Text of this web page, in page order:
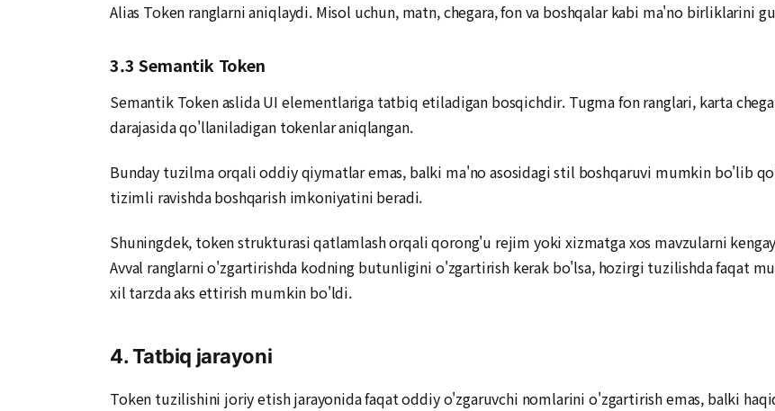
Alias Token ranglarni aniqlaydi. Misol uchun, matn, chegara, fon va boshqalar kabi ma'no birliklarini
3.3 Semantik Token
Semantik Token aslida UI elementlariga tatbiq etiladigan bosqichdir. Tugma fon ranglari, karta
darajasida qo'llaniladigan tokenlar aniqlangan.
Bunday tuzilma orqali oddiy qiymatlar emas, balki ma'no asosidagi stil boshqaruvi mumkin bo'lib
tizimli ravishda boshqarish imkoniyatini beradi.
Shuningdek, token strukturasi qatlamlash orqali qorong'u rejim yoki xizmatga xos mavzularni
Avval ranglarni o'zgartirishda kodning butunligini o'zgartirish kerak bo'lsa, hozirgi tuzilishda faqat
xil tarzda aks ettirish mumkin bo'ldi.
4. Tatbiq jarayoni
Token tuzilishini joriy etish jarayonida faqat oddiy o'zgaruvchi nomlarini o'zgartirish emas, balki